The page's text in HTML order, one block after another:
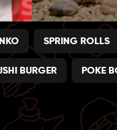
SPRING ROLLS
BURGER POKE